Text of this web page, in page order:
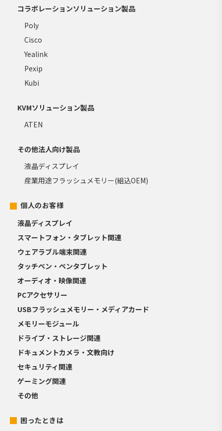
コラボレーションソリューション製品
Poly
Cisco
Yealink
Pexip
Kubi
KVMソリューション製品
ATEN
その他法人向け製品
液晶ディスプレイ
産業用途フラッシュメモリー(組込OEM)
個人のお客様
液晶ディスプレイ
スマートフォン・タブレット関連
ウェアラブル端末関連
タッチペン・ペンタブレット
オーディオ・映像関連
PCアクセサリー
USBフラッシュメモリー・メディアカード
メモリーモジュール
ドライブ・ストレージ関連
ドキュメントカメラ・文教向け
セキュリティ関連
ゲーミング関連
その他
困ったときは